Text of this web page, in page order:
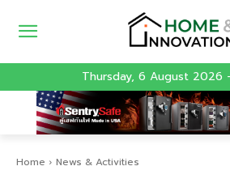
Thursday, 6 August 2026
Home News & Activities